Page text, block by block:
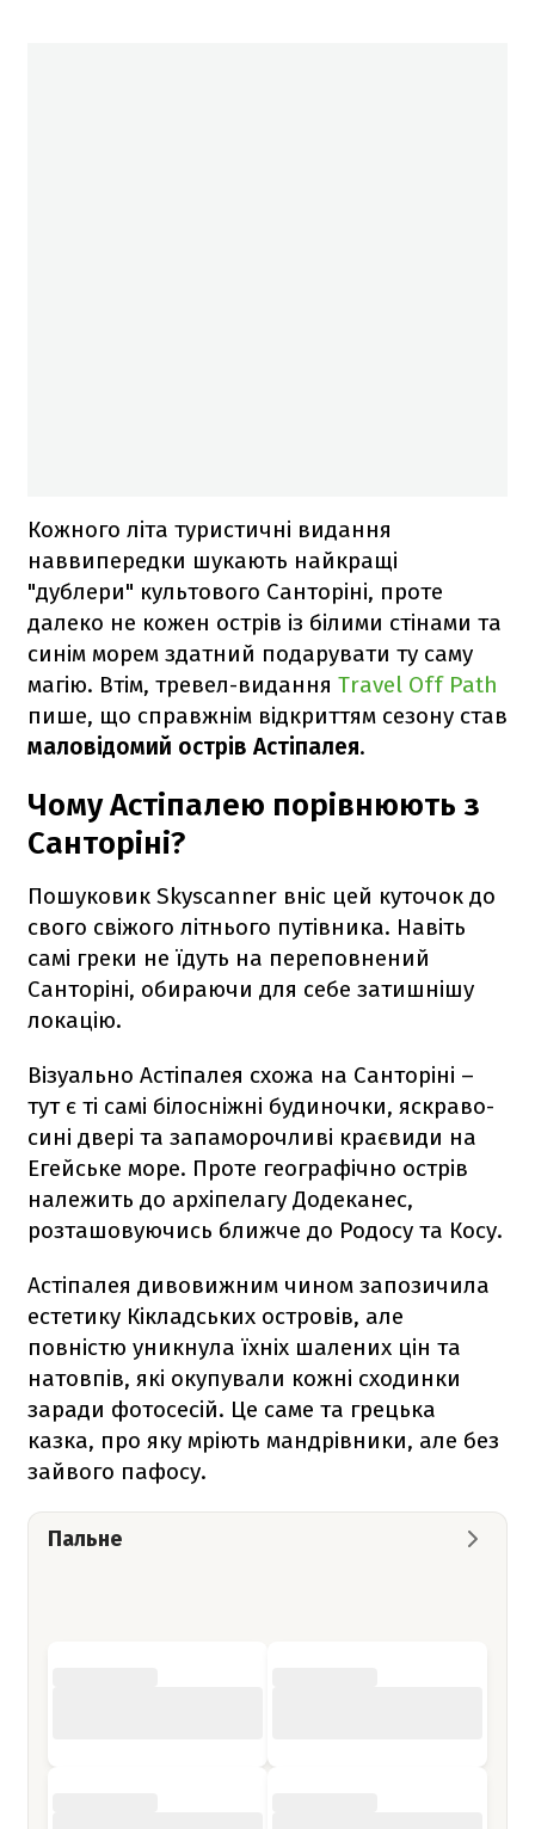
Кожного літа туристичні видання
наввипередки шукають найкращі
"дублери" культового Санторіні, проте
далеко не кожен острів із білими стінами та
синім морем здатний подарувати ту саму
магію. Втім, тревел-видання Travel Off Path
пише, що справжнім відкриттям сезону став
маловідомий острів Астіпалея.
Чому Астіпалею порівнюють з
Санторіні?
Пошуковик Skyscanner вніс цей куточок до
свого свіжого літнього путівника. Навіть
самі греки не їдуть на переповнений
Санторіні, обираючи для себе затишнішу
локацію.
Візуально Астіпалея схожа на Санторіні –
тут є ті самі білосніжні будиночки, яскраво-
сині двері та запаморочливі краєвиди на
Егейське море. Проте географічно острів
належить до архіпелагу Додеканес,
розташовуючись ближче до Родосу та Косу.
Астіпалея дивовижним чином запозичила
естетику Кікладських островів, але
повністю уникнула їхніх шалених цін та
натовпів, які окупували кожні сходинки
заради фотосесій. Це саме та грецька
казка, про яку мріють мандрівники, але без
зайвого пафосу.
Пальне